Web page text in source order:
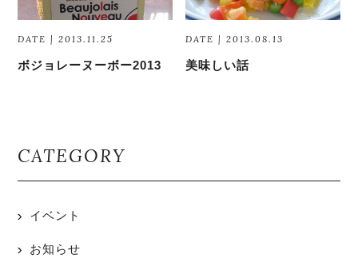
DATE | 2013.11.25
ボジョレーヌーボー2013
DATE | 2013.08.13
美味しい話
CATEGORY
イベント
お知らせ